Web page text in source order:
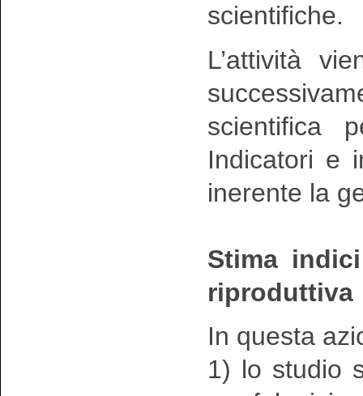
scientifiche.
L’attività
scientifica
Indicatori e
inerente la
Stima
riproduttiva
In questa
1) lo studio